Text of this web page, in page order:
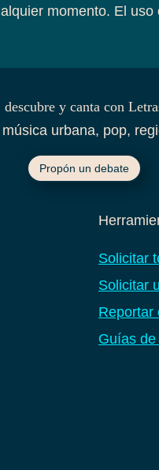
momento. El
y canta con
urbana, pop,
Propón un debate
Solicitar
Solicitar
Reportar
Guías de